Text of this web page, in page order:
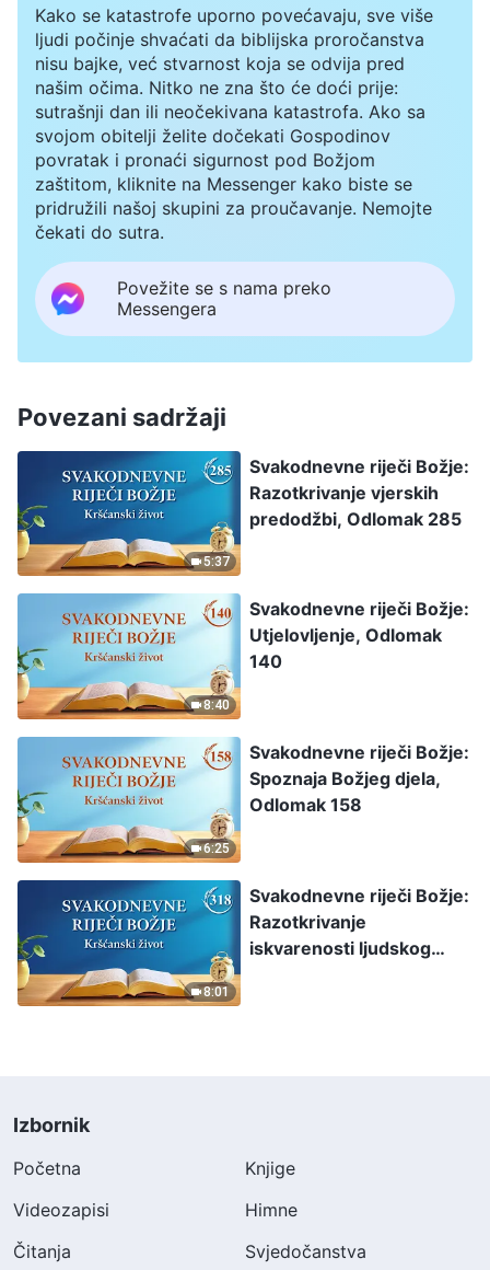
Kako se katastrofe uporno povećavaju, sve više
ljudi počinje shvaćati da biblijska proročanstva
nisu bajke, već stvarnost koja se odvija pred
našim očima. Nitko ne zna što će doći prije:
sutrašnji dan ili neočekivana katastrofa. Ako sa
svojom obitelji želite dočekati Gospodinov
povratak i pronaći sigurnost pod Božjom
zaštitom, kliknite na Messenger kako biste se
pridružili našoj skupini za proučavanje. Nemojte
čekati do sutra.
Povežite se s nama preko
Messengera
Povezani sadržaji
5:37
Svakodnevne riječi Božje:
Razotkrivanje vjerskih
predodžbi, Odlomak 285
8:40
Svakodnevne riječi Božje:
Utjelovljenje, Odlomak
140
6:25
Svakodnevne riječi Božje:
Spoznaja Božjeg djela,
Odlomak 158
8:01
Svakodnevne riječi Božje:
Razotkrivanje
iskvarenosti ljudskog
Izbornik
Početna
Knjige
Videozapisi
Himne
Čitanja
Svjedočanstva